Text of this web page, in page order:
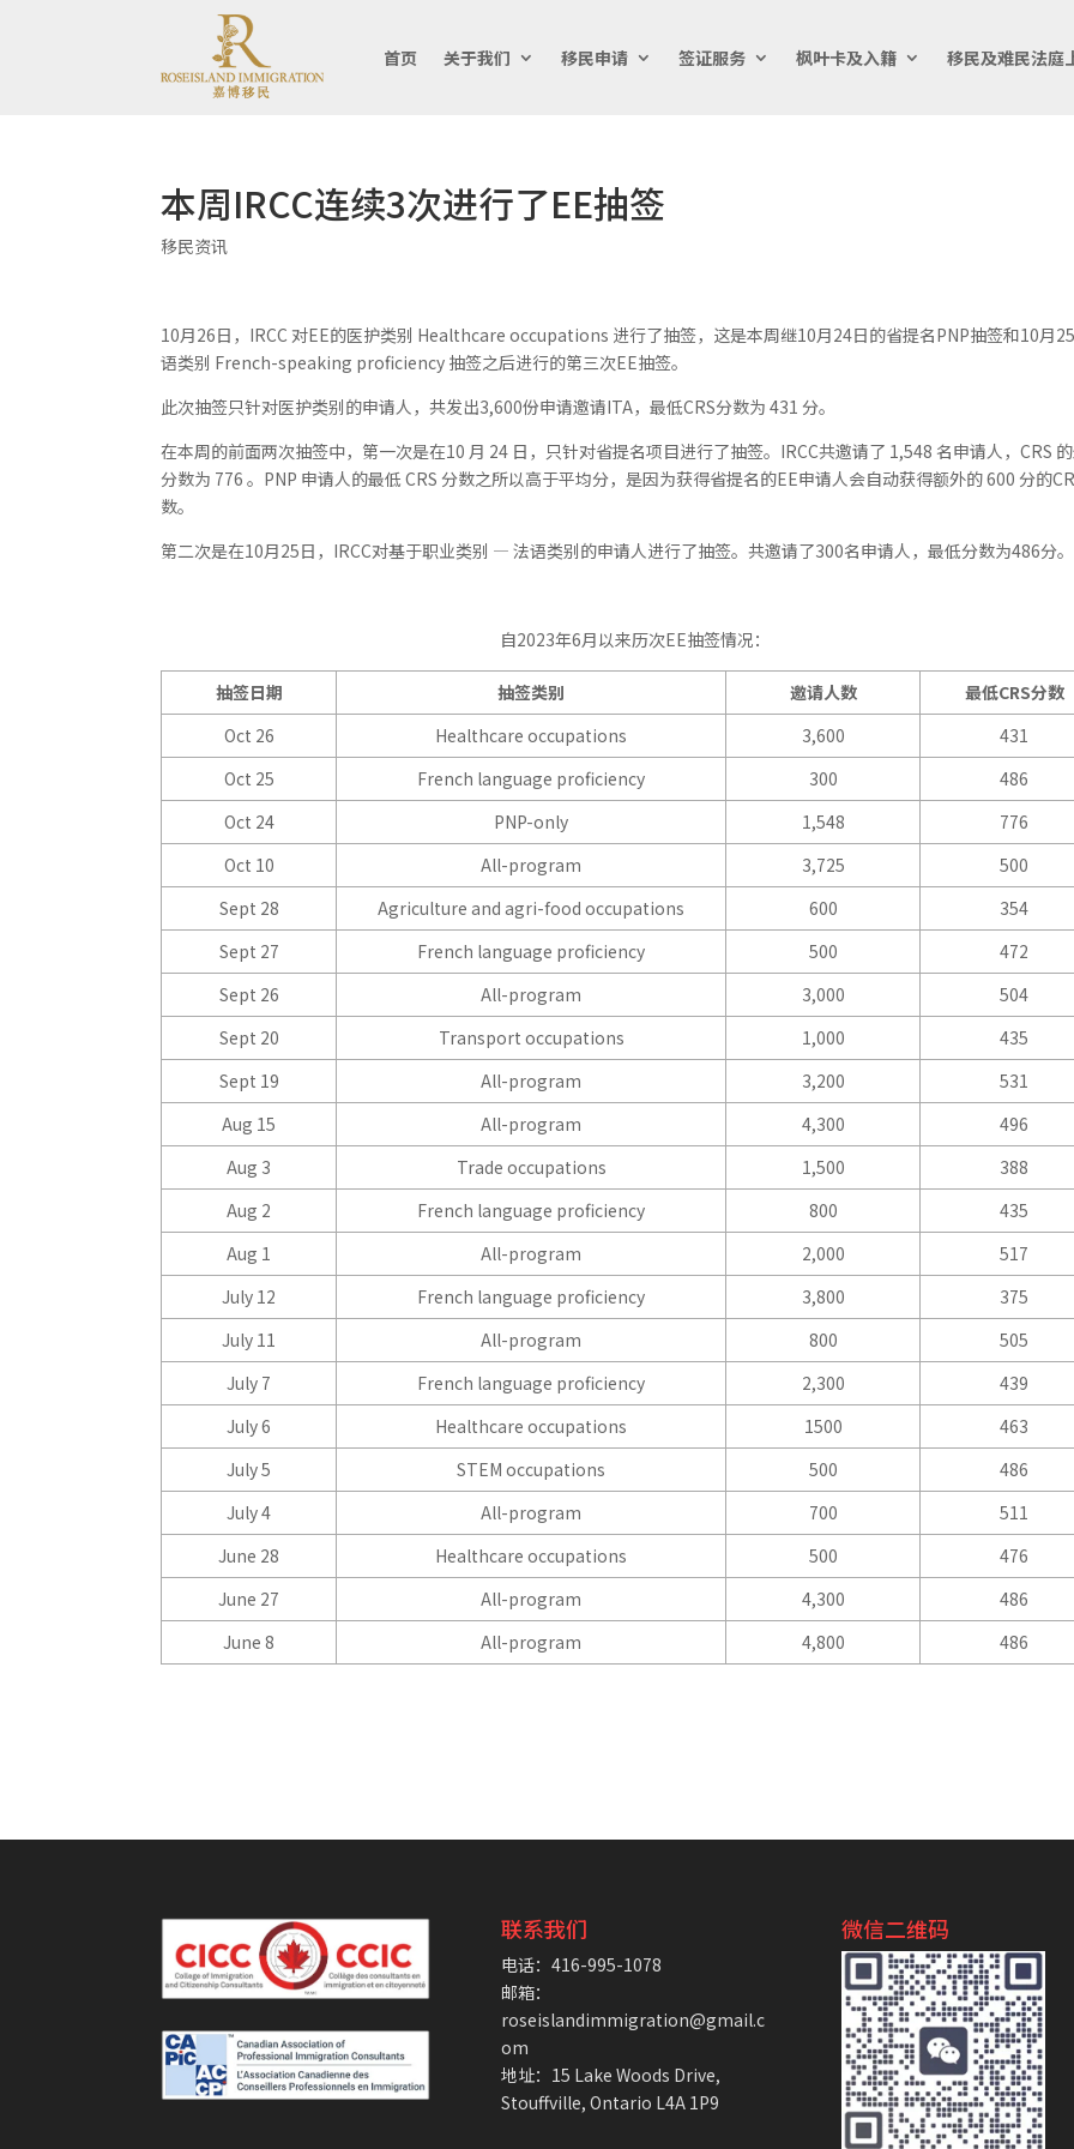
首页 关于我们 移民申请 签证服务 枫叶卡及入籍 移民及难民法庭
本周IRCC连续3次进行了EE抽签
移民资讯
10月26日，IRCC 对EE的医护类别 Healthcare occupations 进行了抽签，这是本周继10月24日的省提名PNP抽签和10月
语类别 French-speaking proficiency 抽签之后进行的第三次EE抽签。
此次抽签只针对医护类别的申请人，共发出3,600份申请邀请ITA，最低CRS分数为 431 分。
在本周的前面两次抽签中，第一次是在10 月 24 日，只针对省提名项目进行了抽签。IRCC共邀请了 1,548 名申请人，CRS
分数为 776 。PNP 申请人的最低 CRS 分数之所以高于平均分，是因为获得省提名的EE申请人会自动获得额外的 600 分的
数。
第二次是在10月25日，IRCC对基于职业类别 — 法语类别的申请人进行了抽签。共邀请了300名申请人，最低分数为486分。
自2023年6月以来历次EE抽签情况：
抽签日期 抽签类别 邀请人数 最低CRS分数
Oct 26
Healthcare occupations 3,600
431
Oct 25
French language proficiency 300
486
Oct 24
PNP-only 1,548
776
Oct 10
All-program 3,725
500
Sept 28
Agriculture and agri-food occupations 600
354
Sept 27
French language proficiency 500
472
Sept 26
All-program 3,000
504
Sept 20
Transport occupations 1,000
435
Sept 19
All-program 3,200
531
Aug 15
All-program 4,300
496
Aug 3
Trade occupations 1,500
388
Aug 2
French language proficiency 800
435
Aug 1
All-program 2,000
517
July 12
French language proficiency 3,800
375
July 11
All-program 800
505
July 7
French language proficiency 2,300
439
July 6
Healthcare occupations 1500
463
July 5
STEM occupations 500
486
July 4
All-program 700
511
June 28
Healthcare occupations 500
476
June 27
All-program 4,300
486
June 8
All-program 4,800 486
联系我们
电话：416-995-1078
邮箱：
roseislandimmigration@gmail.c
om
地址：15 Lake Woods Drive,
Stouffville, Ontario L4A 1P9
微信二维码